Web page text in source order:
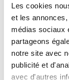
Les cookies
et les
médias sociaux
partageons
notre site avec
publicité et
avec d'autres
donnant un
nouveau
reflétant
l’inclusion